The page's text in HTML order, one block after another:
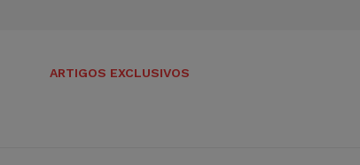
ARTIGOS EXCLUSIVOS